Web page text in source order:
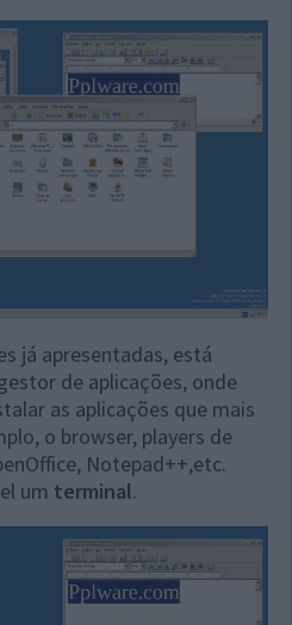
já apresentadas, está
de aplicações, onde
as aplicações que mais
o browser, players de
Notepad++,etc.
um terminal.